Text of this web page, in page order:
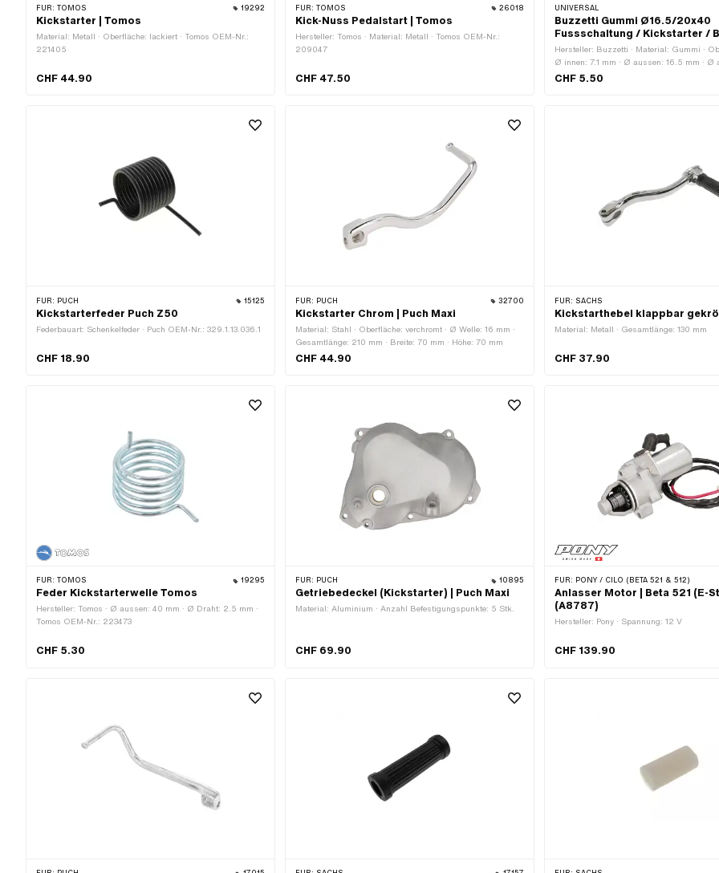
FÜR: TOMOS 19292
Kickstarter | Tomos
Material: Metall · Oberfläche: lackiert · Tomos OEM-Nr.:
221405
CHF 44.90
FÜR: TOMOS 26018
Kick-Nuss Pedalstart | Tomos
Hersteller: Tomos · Material: Metall · Tomos OEM-Nr.:
209047
CHF 47.50
UNIVERSAL
Buzzetti Gummi Ø16.5/20x40
Fussschaltung / Kickstarter /
Hersteller: Buzzetti · Material: Gummi ·
Ø innen: 7.1 mm · Ø aussen: 16.5 mm · Ø
Gesamtlänge: 40 mm · Farbe: schwarz
CHF 5.50
FÜR: PUCH 15125
Kickstarterfeder Puch Z50
Federbauart: Schenkelfeder · Puch OEM-Nr.: 329.1.13.036.1
CHF 18.90
FÜR: PUCH 32700
Kickstarter Chrom | Puch Maxi
Material: Stahl · Oberfläche: verchromt · Ø Welle: 16 mm ·
Gesamtlänge: 210 mm · Breite: 70 mm · Höhe: 70 mm
CHF 44.90
FÜR: SACHS
Kickstarthebel klappbar
Material: Metall · Gesamtlänge: 130 mm
CHF 37.90
FÜR: TOMOS 19295
Feder Kickstarterwelle Tomos
Hersteller: Tomos · Ø aussen: 40 mm · Ø Draht: 2.5 mm ·
Tomos OEM-Nr.: 223473
CHF 5.30
FÜR: PUCH 10895
Getriebedeckel (Kickstarter) | Puch Maxi
Material: Aluminium · Anzahl Befestigungspunkte: 5 Stk.
CHF 69.90
FÜR: PONY / CILO (BETA 521 & 512)
Anlasser Motor | Beta 521 (E-
(A8787)
Hersteller: Pony · Spannung: 12 V
CHF 139.90